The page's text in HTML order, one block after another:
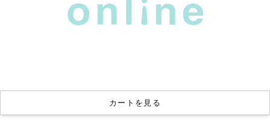
カートを見る